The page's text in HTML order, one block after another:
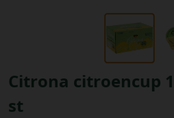
Citrona citroencup
st